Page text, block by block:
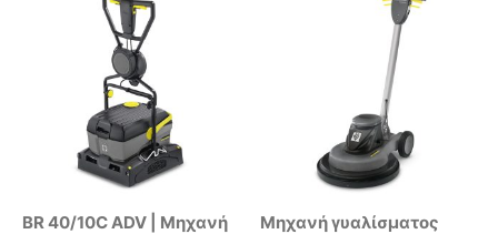
BR 40/10C ADV | Μηχανή
Μηχανή γυαλίσματος